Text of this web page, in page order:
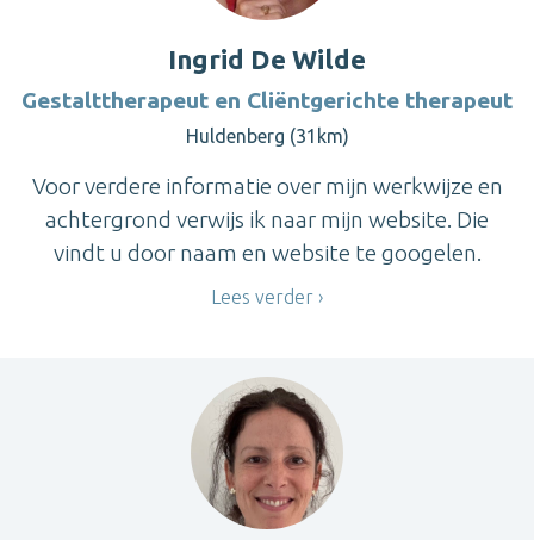
Ingrid De Wilde
Gestalttherapeut en Cliëntgerichte therapeut
Huldenberg (31km)
Voor verdere informatie over mijn werkwijze en
achtergrond verwijs ik naar mijn website. Die
vindt u door naam en website te googelen.
Lees verder